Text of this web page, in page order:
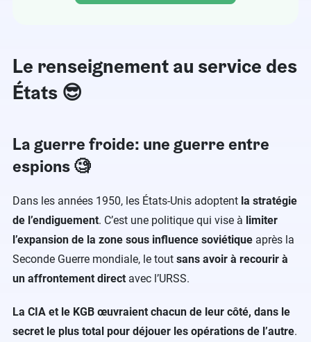
Le renseignement au service des
États 😎
La guerre froide: une guerre entre
espions 🧐
Dans les années 1950, les États-Unis adoptent la stratégie
de l’endiguement. C’est une politique qui vise à limiter
l’expansion de la zone sous influence soviétique après la
Seconde Guerre mondiale, le tout sans avoir à recourir à
un affrontement direct avec l’URSS.
La CIA et le KGB œuvraient chacun de leur côté, dans le
secret le plus total pour déjouer les opérations de l’autre.